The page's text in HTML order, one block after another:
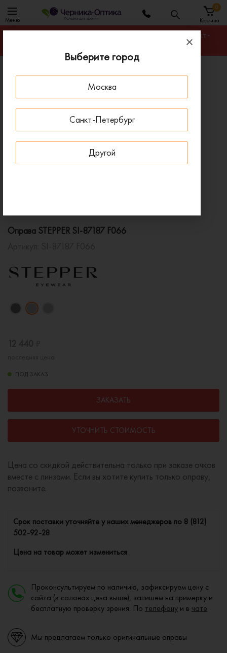
Выберите город
Москва
Санкт-Петербург
Другой
Меню Корзина
0
Гарантируем лучшую цену на любую оправу в Санкт-
Главная
Оправы для очков
Оправа STEPPER SI-87187 F066
Оправа STEPPER SI-87187 F066
ПОД ЗАКАЗ
ЗАКАЗАТЬ
УТОЧНИТЬ СТОИМОСТЬ
Цена со скидкой действительна только при заказе очков
вместе с линзами. Если вы хотите купить только оправу,
позвоните.
Cрок поставки уточняйте у наших менеджеров по 8 (812)
502-92-28
Цена на товар может измениться
Проконсультируем по наличию, зафиксируем цену с
сайта (в салонах цена выше), запишем на примерку и
бесплатную проверку зрения. По телефону и в чате
Мы предлагаем только оригинальные оправы
ПОД ЗАКАЗ